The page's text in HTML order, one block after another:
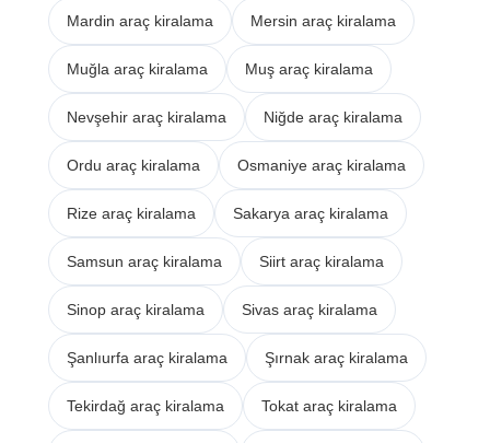
Mardin araç kiralama Mersin araç kiralama
Muğla araç kiralama Muş araç kiralama
Nevşehir araç kiralama Niğde araç kiralama
Ordu araç kiralama Osmaniye araç kiralama
Rize araç kiralama Sakarya araç kiralama
Samsun araç kiralama Siirt araç kiralama
Sinop araç kiralama Sivas araç kiralama
Şanlıurfa araç kiralama Şırnak araç kiralama
Tekirdağ araç kiralama Tokat araç kiralama